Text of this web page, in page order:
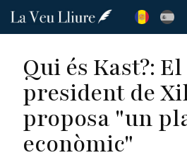
Vés
Qui és Kast?:
president de
proposa "un
econòmic"